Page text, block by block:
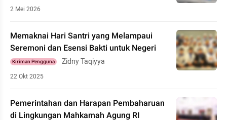
2 Mei 2026
Memaknai Hari Santri yang Melampaui
Seremoni dan Esensi Bakti untuk Negeri
Kiriman Pengguna Zidny Taqiyya
22 Okt 2025
Pemerintahan dan Harapan Pembaharuan
di Lingkungan Mahkamah Agung RI